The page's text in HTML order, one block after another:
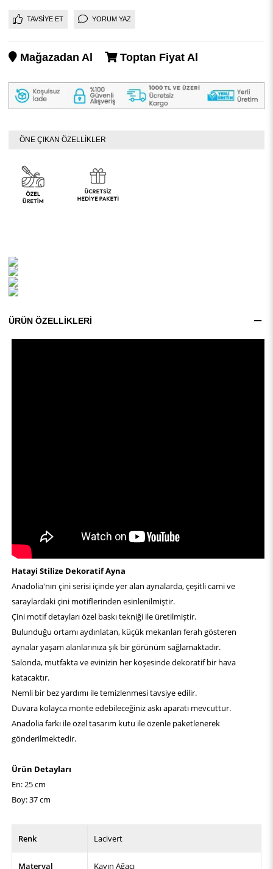
TAVSIYE ET YORUM YAZ
Mağazadan Al Toptan Fiyat Al
ÖNE ÇIKAN ÖZELLİKLER
ÜRÜN ÖZELLIKLERI
Hatayi Stilize Dekoratif Ayna
Anadolia'nın çini serisi içinde yer alan aynalarda, çeşitli cami ve
saraylardaki çini motiflerinden esinlenilmiştir.
Çini motif detayları özel baskı tekniği ile üretilmiştir.
Bulunduğu ortamı aydınlatan, küçük mekanları ferah gösteren
aynalar yaşam alanlarınıza şık bir görünüm sağlamaktadır.
Salonda, mutfakta ve evinizin her köşesinde dekoratif bir hava
katacaktır.
Nemli bir bez yardımı ile temizlenmesi tavsiye edilir.
Duvara kolayca monte edebileceğiniz askı aparatı mevcuttur.
Anadolia farkı ile özel tasarım kutu ile özenle paketlenerek
gönderilmektedir.
Ürün Detayları
En: 25 cm
Boy: 37 cm
Renk Lacivert
Materyal Kayın Ağacı